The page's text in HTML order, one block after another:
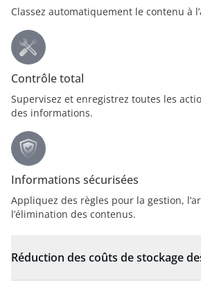
Classez automatiquement le contenu à
Contrôle total
Supervisez et enregistrez toutes les
des informations.
Informations sécurisées
Appliquez des règles pour la gestion,
l’élimination des contenus.
Réduction des coûts de stockage